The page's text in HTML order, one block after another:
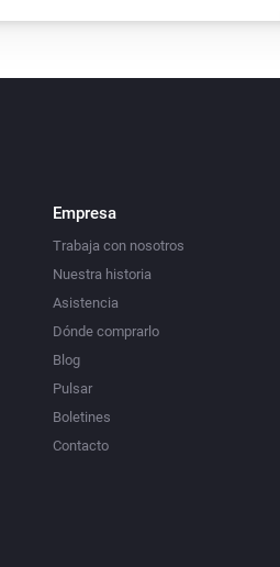
Empresa
Trabaja con nosotros
Nuestra historia
Asistencia
Dónde comprarlo
Blog
Pulsar
Boletines
Contacto